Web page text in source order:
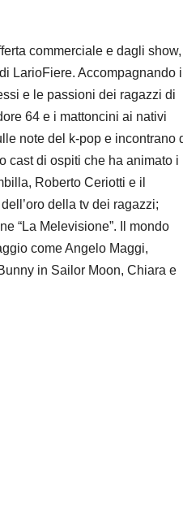
commerciale e dagli show,
LarioFiere. Accompagnando il
e le passioni dei ragazzi di
64 e i mattoncini ai nativi
note del k-pop e incontrano
cast di ospiti che ha animato i
Roberto Ceriotti e il
della tv dei ragazzi;
“La Melevisione”. Il mondo
come Angelo Maggi,
in Sailor Moon, Chiara e